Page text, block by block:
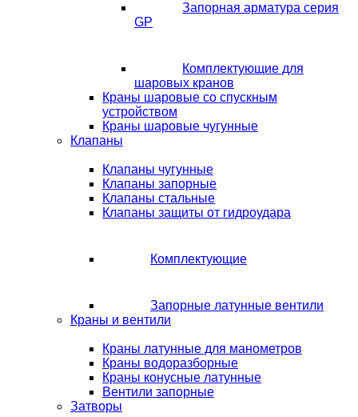
Запорная арматура серия
GP
Комплектующие для
шаровых кранов
Краны шаровые со спускным
устройством
Краны шаровые чугунные
Клапаны
Клапаны чугунные
Клапаны запорные
Клапаны стальные
Клапаны защиты от гидроудара
Комплектующие
Запорные латунные вентили
Краны и вентили
Краны латунные для манометров
Краны водоразборные
Краны конусные латунные
Вентили запорные
Затворы